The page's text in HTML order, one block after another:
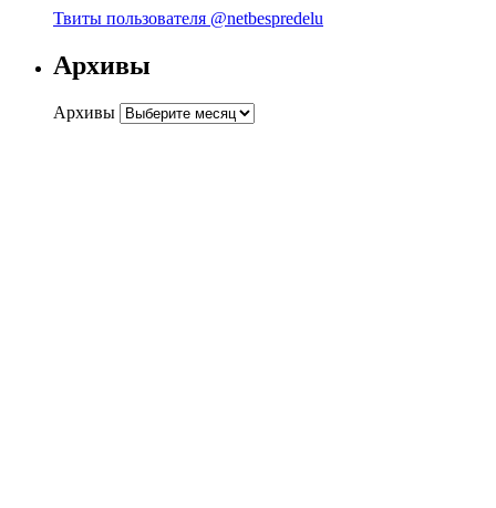
Твиты пользователя @netbespredelu
Архивы
Архивы